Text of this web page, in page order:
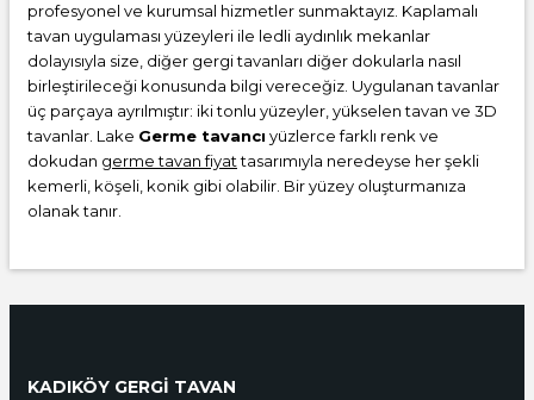
profesyonel ve kurumsal hizmetler sunmaktayız. Kaplamalı
tavan uygulaması yüzeyleri ile ledli aydınlık mekanlar
dolayısıyla size, diğer gergi tavanları diğer dokularla nasıl
birleştirileceği konusunda bilgi vereceğiz. Uygulanan tavanlar
üç parçaya ayrılmıştır: iki tonlu yüzeyler, yükselen tavan ve 3D
tavanlar. Lake Germe tavancı yüzlerce farklı renk ve
dokudan germe tavan fiyattasarımıyla neredeyse her şekli
kemerli, köşeli, konik gibi olabilir. Bir yüzey oluşturmanıza
olanak tanır.
KADIKÖY GERGİ TAVAN